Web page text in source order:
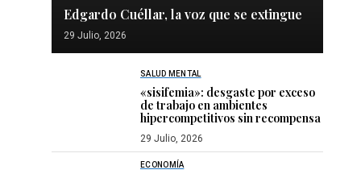
Edgardo Cuéllar, la voz que se extingue
29 Julio, 2026
SALUD MENTAL
«sisifemia»: desgaste por exceso
de trabajo en ambientes
hipercompetitivos sin recompensa
29 Julio, 2026
ECONOMÍA